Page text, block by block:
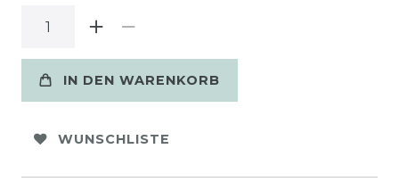
IN DEN WARENKORB
WUNSCHLISTE